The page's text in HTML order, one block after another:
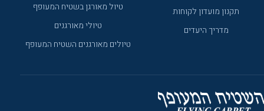
תקנון מועדון לקוחות
מדריך היעדים
טיול מאורגן בשטיח המעופף
טיולי מאורגנים
טיולים מאורגנים השטיח המעופף